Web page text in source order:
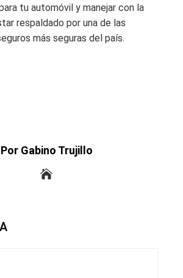
tu automóvil y manejar con la
respaldado por una de las
más seguras del país.
Por Gabino Trujillo